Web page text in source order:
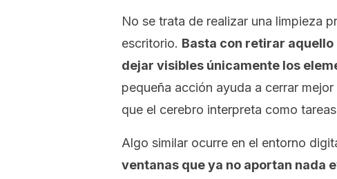
No se trata de realizar una limpieza
escritorio. Basta con retirar
dejar visibles únicamente los
pequeña acción ayuda a cerrar
que el cerebro interpreta como
Algo similar ocurre en el entorno
ventanas que ya no aportan nada